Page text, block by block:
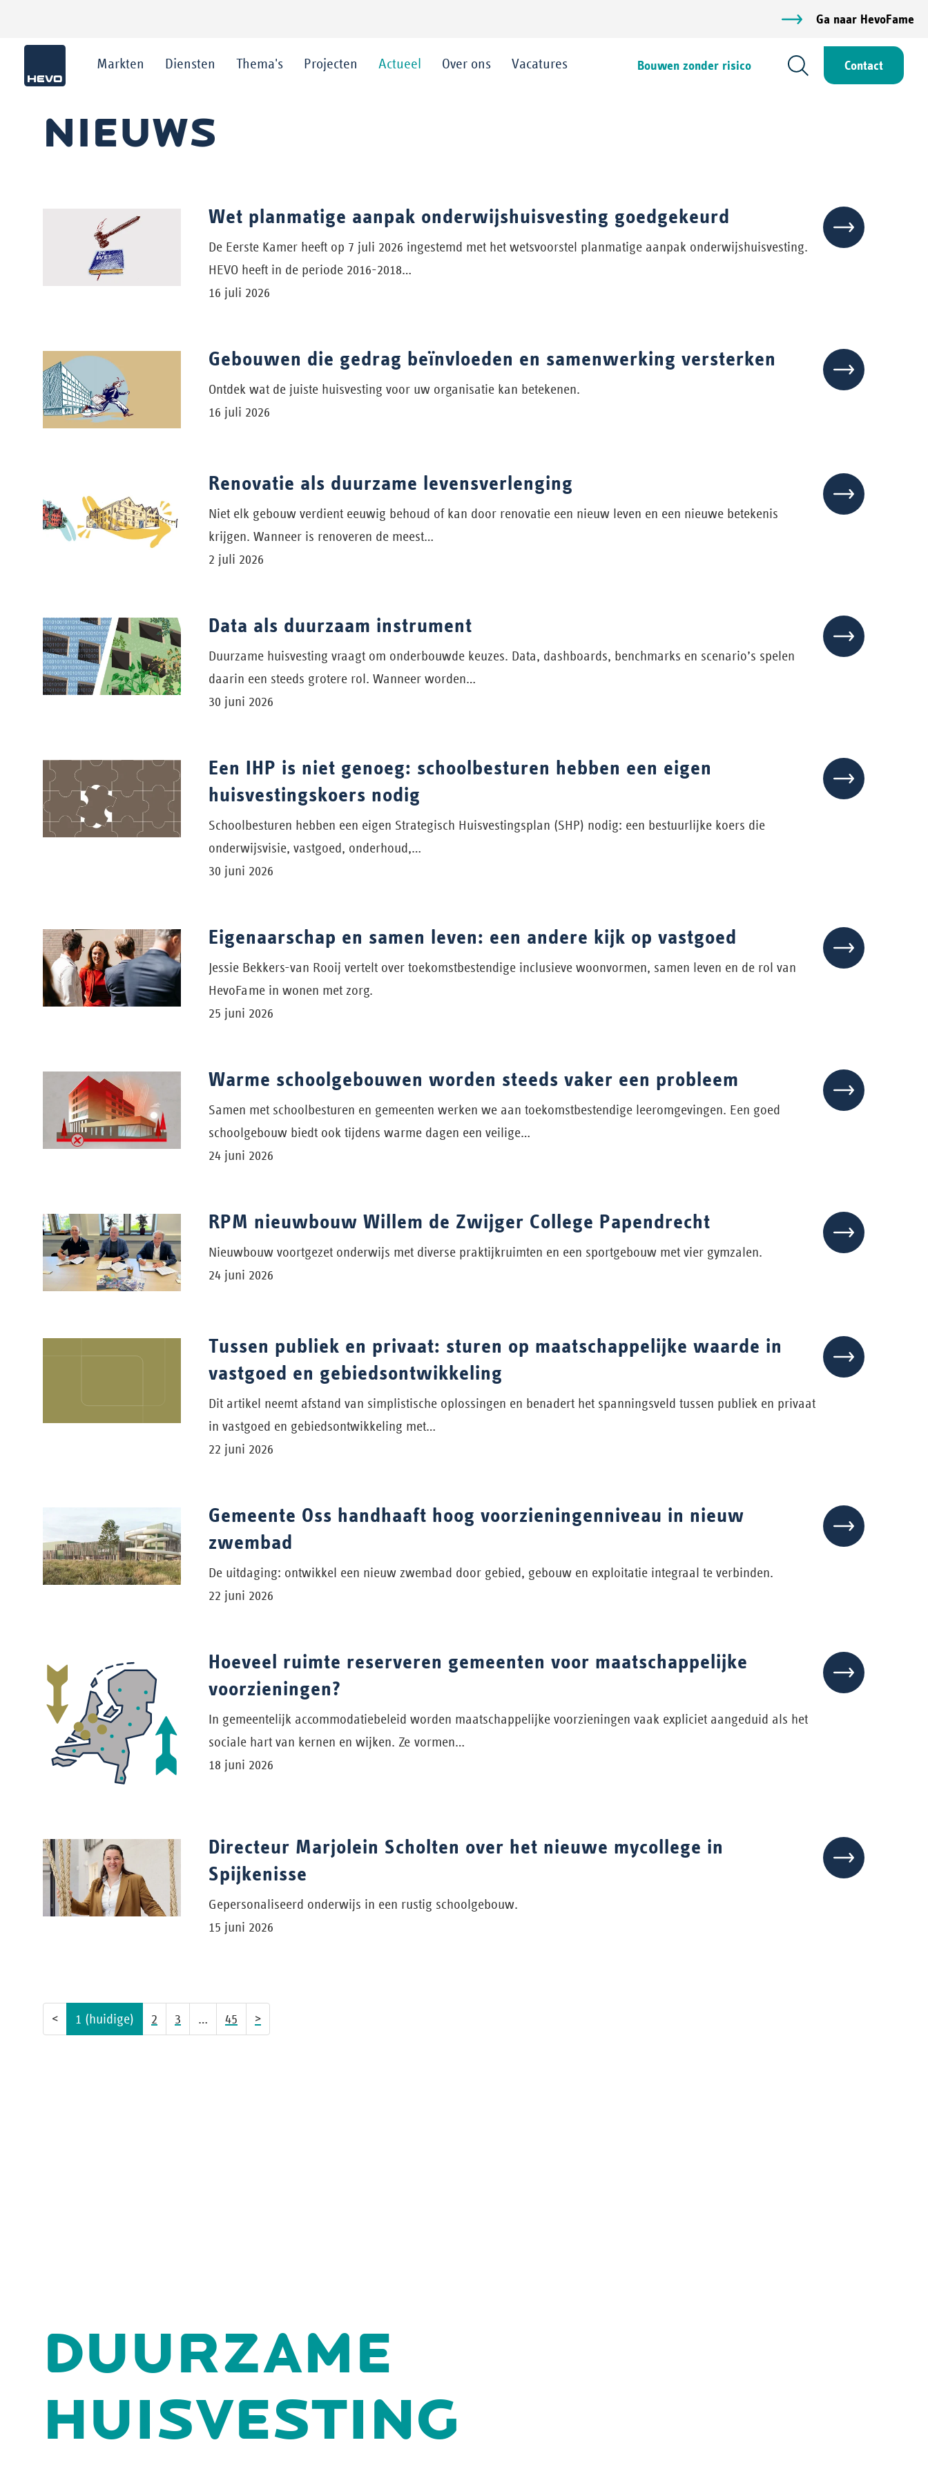
Ga naar HevoFame
Markten Diensten Thema's Projecten Actueel Over ons Vacatures Bouwen zonder risico Contact
NIEUWS
Wet planmatige aanpak onderwijshuisvesting goedgekeurd
De Eerste Kamer heeft op 7 juli 2026 ingestemd met het wetsvoorstel planmatige aanpak onderwijshuisvesting.
HEVO heeft in de periode 2016-2018…
16 juli 2026
Gebouwen die gedrag beïnvloeden en samenwerking versterken
Ontdek wat de juiste huisvesting voor uw organisatie kan betekenen.
16 juli 2026
Renovatie als duurzame levensverlenging
Niet elk gebouw verdient eeuwig behoud of kan door renovatie een nieuw leven en een nieuwe betekenis
krijgen. Wanneer is renoveren de meest…
2 juli 2026
Data als duurzaam instrument
Duurzame huisvesting vraagt om onderbouwde keuzes. Data, dashboards, benchmarks en scenario’s spelen
daarin een steeds grotere rol. Wanneer worden…
30 juni 2026
Een IHP is niet genoeg: schoolbesturen hebben een eigen
huisvestingskoers nodig
Schoolbesturen hebben een eigen Strategisch Huisvestingsplan (SHP) nodig: een bestuurlijke koers die
onderwijsvisie, vastgoed, onderhoud,…
30 juni 2026
Eigenaarschap en samen leven: een andere kijk op vastgoed
Jessie Bekkers-van Rooij vertelt over toekomstbestendige inclusieve woonvormen, samen leven en de rol van
HevoFame in wonen met zorg.
25 juni 2026
Warme schoolgebouwen worden steeds vaker een probleem
Samen met schoolbesturen en gemeenten werken we aan toekomstbestendige leeromgevingen. Een goed
schoolgebouw biedt ook tijdens warme dagen een veilige…
24 juni 2026
RPM nieuwbouw Willem de Zwijger College Papendrecht
Nieuwbouw voortgezet onderwijs met diverse praktijkruimten en een sportgebouw met vier gymzalen.
24 juni 2026
Tussen publiek en privaat: sturen op maatschappelijke waarde in
vastgoed en gebiedsontwikkeling
Dit artikel neemt afstand van simplistische oplossingen en benadert het spanningsveld tussen publiek en privaat
in vastgoed en gebiedsontwikkeling met…
22 juni 2026
Gemeente Oss handhaaft hoog voorzieningenniveau in nieuw
zwembad
De uitdaging: ontwikkel een nieuw zwembad door gebied, gebouw en exploitatie integraal te verbinden.
22 juni 2026
Hoeveel ruimte reserveren gemeenten voor maatschappelijke
voorzieningen?
In gemeentelijk accommodatiebeleid worden maatschappelijke voorzieningen vaak expliciet aangeduid als het
sociale hart van kernen en wijken. Ze vormen…
18 juni 2026
Directeur Marjolein Scholten over het nieuwe mycollege in
Spijkenisse
Gepersonaliseerd onderwijs in een rustig schoolgebouw.
15 juni 2026
< 1 (huidige) 2 3 … 45 >
DUURZAME
HUISVESTING